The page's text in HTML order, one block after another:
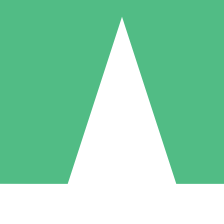
Individuele Creditpakketten
per gebruik met downloadtegoeden. Geen maandelijkse verplichting
5 Downloaden
US$